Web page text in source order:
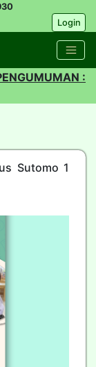
Login
:
Sutomo 1